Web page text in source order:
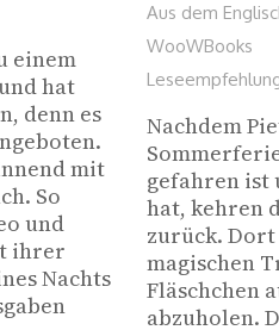
einem
hat
denn es
mit
So
und
ihrer
Nachts
Aus dem
WooWBooks
Nachdem
gefahren ist
hat, kehren
zurück.
magischen
Fläschchen
abzuholen.